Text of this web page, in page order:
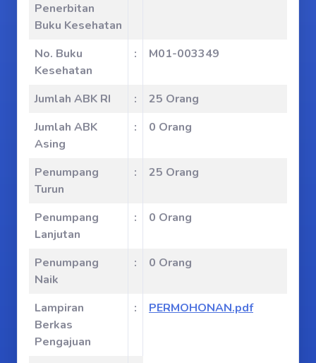
Penerbitan
Buku Kesehatan
No. Buku
Kesehatan
: M01-003349
Jumlah ABK RI :
25 Orang
Jumlah ABK
Asing
: 0 Orang
Penumpang
Turun
: 25 Orang
Penumpang
Lanjutan
: 0 Orang
Penumpang
Naik
: 0 Orang
Lampiran
Berkas
Pengajuan
: PERMOHONAN.pdf